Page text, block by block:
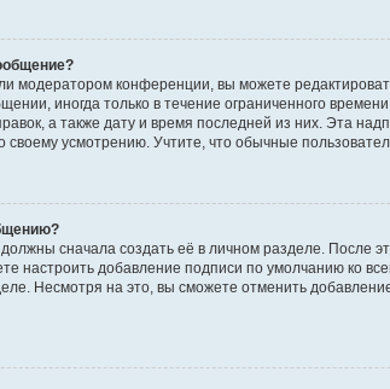
модератором конференции, вы можете
иногда только в течение ограниченного
а также дату и время последней из них. Эта
усмотрению. Учтите, что обычные
сначала создать её в личном разделе. После
настроить добавление подписи по умолчанию ко
Несмотря на это, вы сможете отменить